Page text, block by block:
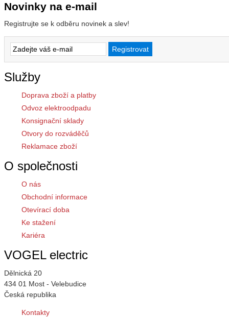
Novinky na e-mail
Registrujte se k odběru novinek a slev!
Služby
Doprava zboží a platby
Odvoz elektroodpadu
Konsignační sklady
Otvory do rozváděčů
Reklamace zboží
O společnosti
O nás
Obchodní informace
Otevírací doba
Ke stažení
Kariéra
VOGEL electric
Dělnická 20
434 01 Most - Velebudice
Česká republika
Kontakty